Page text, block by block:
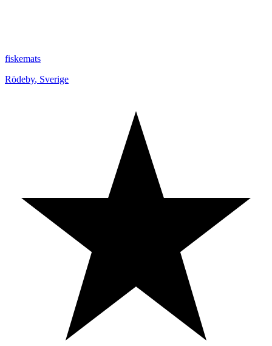
fiskemats
Rödeby, Sverige